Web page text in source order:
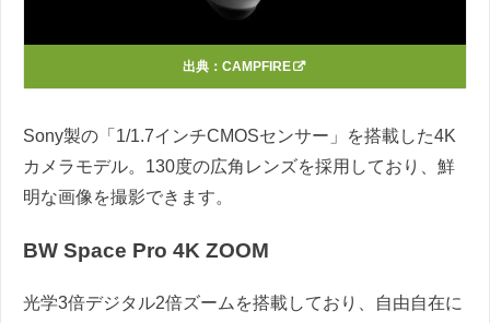
出典： CAMPFIRE
Sony製の「1/1.7インチCMOSセンサー」を搭載した4K
カメラモデル。130度の広角レンズを採用しており、鮮
明な画像を撮影できます。
BW Space Pro 4K ZOOM
光学3倍デジタル2倍ズームを搭載しており、自由自在に